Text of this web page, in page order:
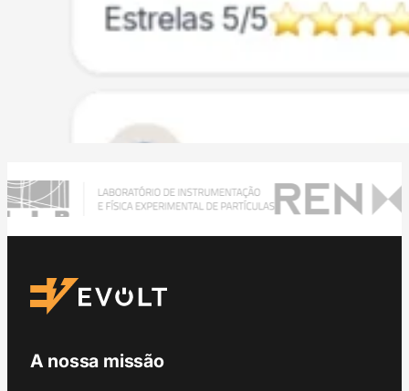
A nossa missão